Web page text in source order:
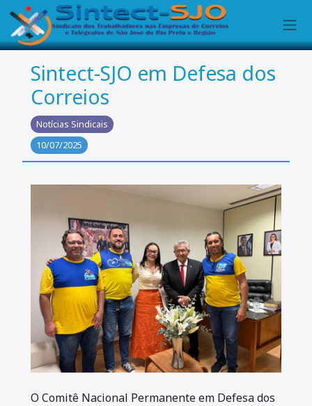
Sintect-SJO em Defesa dos
Correios
Notícias Sindicais
10/07/2025
O Comitê Nacional Permanente em Defesa dos